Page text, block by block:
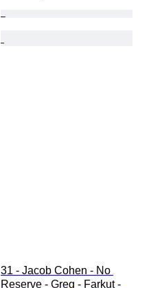
31 - Jacob Cohen - No
Reserve - Greg - Farkut -